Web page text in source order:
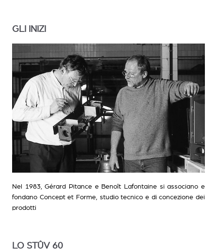
GLI INIZI
Nel 1983, Gérard Pitance e Benoît Lafontaine si associano e
fondano Concept et Forme, studio tecnico e di concezione dei
prodotti
LO STÛV 60